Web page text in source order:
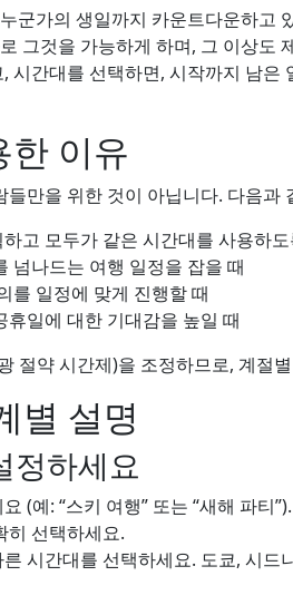
군가의 생일까지 카운트다운하고
그것을 가능하게 하며, 그 이상도
시간대를 선택하면, 시작까지 남은
한 이유
만을 위한 것이 아닙니다. 다음과
고 모두가 같은 시간대를 사용하
넘나드는 여행 일정을 잡을 때
를 일정에 맞게 진행할 때
일에 대한 기대감을 높일 때
절약 시간제)을 조정하므로, 계절
별 설명
정하세요
(예: “스키 여행” 또는 “새해 파티”).
히 선택하세요.
시간대를 선택하세요. 도쿄, 시드